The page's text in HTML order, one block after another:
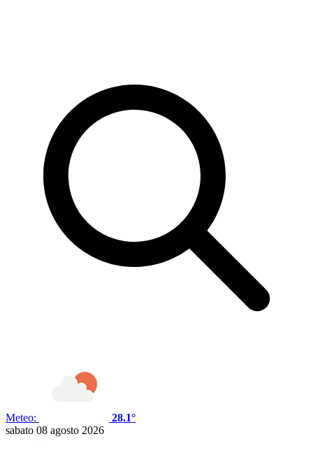
Meteo:
28.1°
sabato 08 agosto 2026